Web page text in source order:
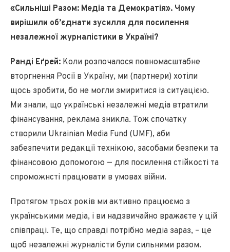
«Сильніші Разом: Медіа та Демократія». Чому
вирішили об’єднати зусилля для посилення
незалежної журналістики в Україні?
Ранді Еґрей: Коли розпочалося повномасштабне
вторгнення Росії в Україну, ми (партнери) хотіли
щось зробити, бо не могли змиритися із ситуацією.
Ми знали, що українські незалежні медіа втратили
фінансування, реклама зникла. Тож спочатку
створили Ukrainian Media Fund (UMF), аби
забезпечити редакції технікою, засобами безпеки та
фінансовою допомогою — для посилення стійкості та
спроможнсті працювати в умовах війни.
Протягом трьох років ми активно працюємо з
українськими медіа, і ви надзвичайно вражаєте у цій
співпраці. Те, що справді потрібно медіа зараз, – це
щоб незалежні журналісти були сильними разом.